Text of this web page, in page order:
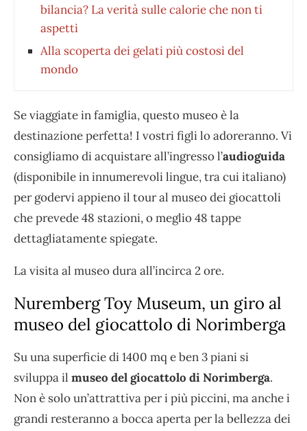
bilancia? La verità sulle calorie che non ti
aspetti
Alla scoperta dei gelati più costosi del
mondo
Se viaggiate in famiglia, questo museo è la
destinazione perfetta! I vostri figli lo adoreranno. Vi
consigliamo di acquistare all’ingresso l’audioguida
(disponibile in innumerevoli lingue, tra cui italiano)
per godervi appieno il tour al museo dei giocattoli
che prevede 48 stazioni, o meglio 48 tappe
dettagliatamente spiegate.
La visita al museo dura all’incirca 2 ore.
Nuremberg Toy Museum, un giro al
museo del giocattolo di Norimberga
Su una superficie di 1400 mq e ben 3 piani si
sviluppa il museo del giocattolo di Norimberga.
Non è solo un’attrattiva per i più piccini, ma anche i
grandi resteranno a bocca aperta per la bellezza dei